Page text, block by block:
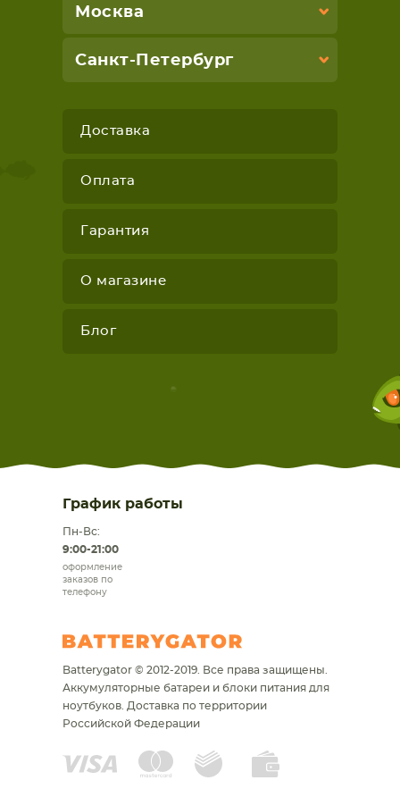
Москва
Санкт-Петербург
Доставка
Оплата
Гарантия
О магазине
Блог
График работы
Пн-Вс:
9:00-21:00
оформление
заказов по
телефону
Batterygator © 2012-2019. Все права защищены.
Аккумуляторные батареи и блоки питания для
ноутбуков. Доставка по территории
Российской Федерации